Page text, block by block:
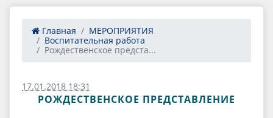
Главная
МЕРОПРИЯТИЯ
Воспитательная работа
Рождественское предста...
17.01.2018 18:31
РОЖДЕСТВЕНСКОЕ ПРЕДСТАВЛЕНИЕ